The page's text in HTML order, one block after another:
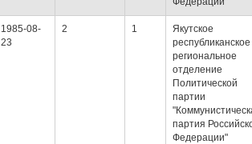
1985-08-
23
2 1
Якутское
республиканское
региональное
отделение
Политической
партии
партия
Федерации"